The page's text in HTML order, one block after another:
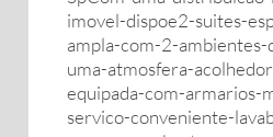
imovel-dispoe2-suites-
ampla-com-2-
uma-atmosfera-
equipada-com-armarios-
servico-conveniente-